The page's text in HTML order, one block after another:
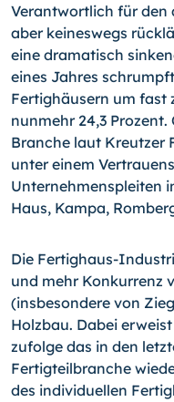
Verantwortlich für den
aber keineswegs
eine dramatisch
eines Jahres
Fertighäusern um fast
nunmehr 24,3 Prozent.
Branche laut Kreutzer
unter einem
Unternehmenspleiten
Haus, Kampa,
Die Fertighaus-
und mehr Konkurrenz
(insbesondere von
Holzbau. Dabei
zufolge das in den
Fertigteilbranche
des individuellen